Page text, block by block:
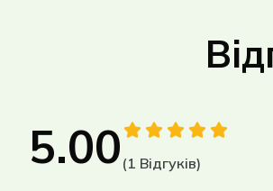
5.00 (1 Відгуків)